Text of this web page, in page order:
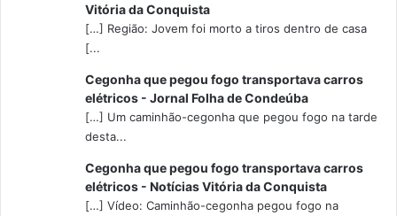
Vitória da Conquista
[…] Região: Jovem foi morto a tiros dentro de casa
[...
Cegonha que pegou fogo transportava carros
elétricos - Jornal Folha de Condeúba
[…] Um caminhão-cegonha que pegou fogo na tarde
desta...
Cegonha que pegou fogo transportava carros
elétricos - Notícias Vitória da Conquista
[…] Vídeo: Caminhão-cegonha pegou fogo na